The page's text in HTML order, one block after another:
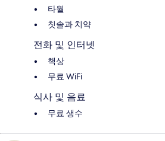
타월
칫솔과 치약
전화 및 인터넷
책상
무료 WiFi
식사 및 음료
무료 생수